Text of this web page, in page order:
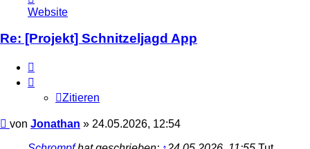
von
Jonathan
Website
Re: [Projekt] Schnitzeljagd App
Zitieren
Beitrag
von Jonathan » 24.05.2026, 12:54